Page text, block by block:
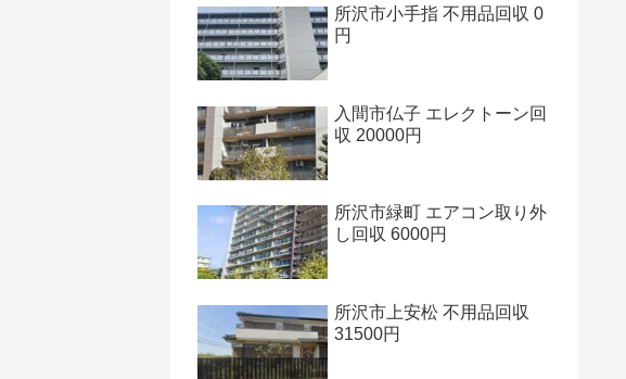
所沢市小手指 不用品回収 0
円
入間市仏子 エレクトーン回
収 20000円
所沢市緑町 エアコン取り外
し回収 6000円
所沢市上安松 不用品回収
31500円